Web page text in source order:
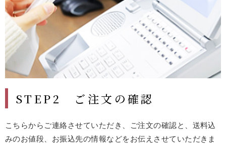
STEP2 ご注文の確認
こちらからご連絡させていただき、ご注文の確認と、送料込
みのお値段、お振込先の情報などをお伝えさせていただきま